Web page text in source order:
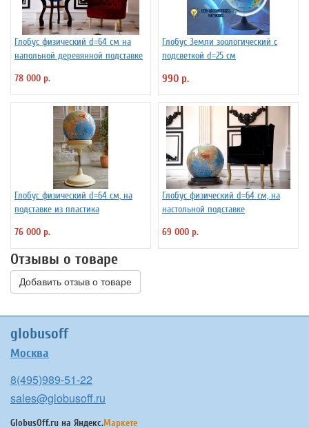
Глобус физический d=64 см на
напольной деревянной подставке
78 000 р.
Глобус Земли зоологический с
подсветкой d=25 см
990 р.
Глобус физический d=64 см, на
подставке из пластика
76 000 р.
Глобус физический d=64 см, на
настольной подставке
69 000 р.
Отзывы о товаре
Добавить отзыв о товаре
globusoff
Москва
8(495)989-51-22
sales@globusoff.ru
GlobusOff.ru на Яндекс.Маркете